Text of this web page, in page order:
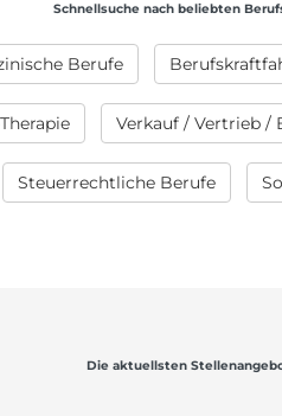
Schnellsuche nach beliebten
Berufe
Verkauf / Vertrieb /
Steuerrechtliche Berufe
Die aktuellsten